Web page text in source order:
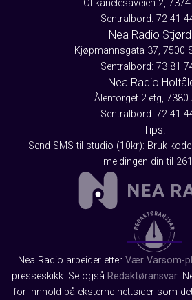
Ol-kanelesaveien 2,
Sentralbord: 72 41
Nea Radio
Kjøpmannsgata 37, 7500
Sentralbord: 73 81
Nea Radio
Ålentorget 2.etg, 7380
Sentralbord: 72 41
Tips:
Send SMS til studio (10kr): Bruk
meldingen din til
Nea Radio arbeider etter Vær Varsom-
presseskikk. Se også Redaktøransvar.
for innhold på eksterne nettsider som